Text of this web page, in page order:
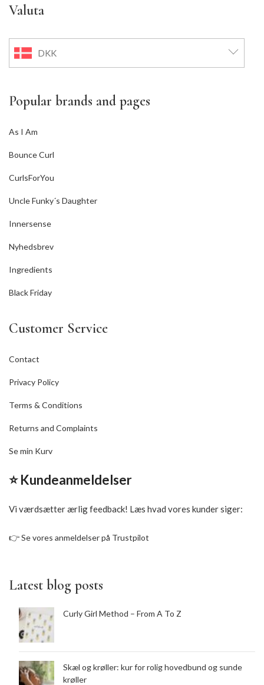
Valuta
DKK
Popular brands and pages
As I Am
Bounce Curl
CurlsForYou
Uncle Funky´s Daughter
Innersense
Nyhedsbrev
Ingredients
Black Friday
Customer Service
Contact
Privacy Policy
Terms & Conditions
Returns and Complaints
Se min Kurv
⭐ Kundeanmeldelser
Vi værdsætter ærlig feedback! Læs hvad vores kunder siger:
👉Se vores anmeldelser på Trustpilot
Latest blog posts
Curly Girl Method – From A To Z
Skæl og krøller: kur for rolig hovedbund og sunde
krøller